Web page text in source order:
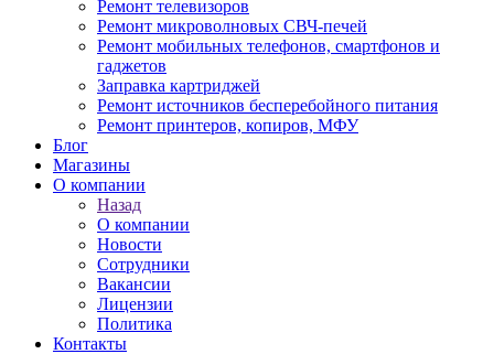
Ремонт телевизоров
Ремонт микроволновых СВЧ-печей
Ремонт мобильных телефонов, смартфонов и
гаджетов
Заправка картриджей
Ремонт источников бесперебойного питания
Ремонт принтеров, копиров, МФУ
Блог
Магазины
О компании
Назад
О компании
Новости
Сотрудники
Вакансии
Лицензии
Политика
Контакты